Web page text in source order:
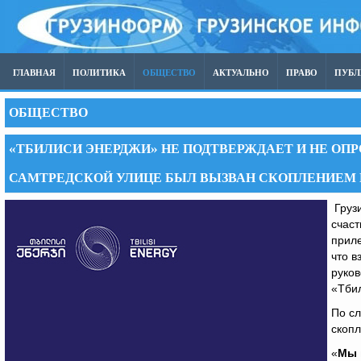
ГЛАВНАЯ ПОЛИТИКА ОБЩЕСТВО АКТУАЛЬНО ПРАВО
ОБЩЕСТВО
«ТБИЛИСИ ЭНЕРДЖИ» НЕ ПОДТВЕРЖДАЕТ И НЕ
САМТРЕДСКОЙ УЛИЦЕ БЫЛ ВЫЗВАН СКОПЛЕНИЕМ
что
По
«Мы